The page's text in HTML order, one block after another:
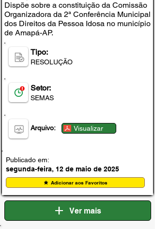
Dispõe sobre a constituição da Comissão
Organizadora da 2ª Conferência Municipal
dos Direitos da Pessoa Idosa no município
de Amapá-AP.
Tipo:
RESOLUÇÃO
Setor:
SEMAS
Arquivo: Visualizar
Publicado em:
segunda-feira, 12 de maio de 2025
Adicionar aos Favoritos
Ver mais